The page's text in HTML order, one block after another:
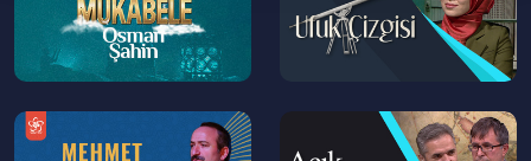
--
>
--
>